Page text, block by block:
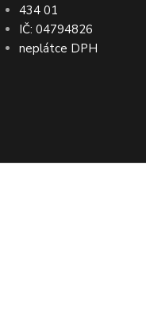
434 01
IČ: 04794826
neplátce DPH
● VRÁCENÍ